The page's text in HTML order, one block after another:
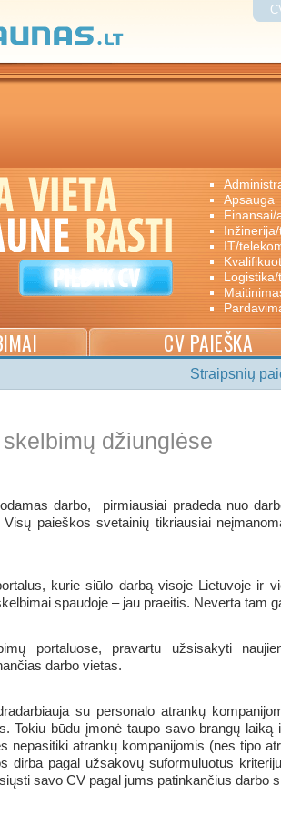
apsauga
IT/
CV PAIEŠKA
Straipsnių
džiunglėse
darbo, pirmiausiai pradeda nuo
paieškos svetainių tikriausiai
kurie siūlo darbą visoje Lietuvoje ir
spaudoje – jau praeitis. Neverta tam
portaluose, pravartu užsisakyti
darbo vietas.
su personalo atrankų
Tokiu būdu įmonė taupo savo brangų
nepasitiki atrankų kompanijomis (nes tipo
dirba pagal užsakovų suformuluotus
savo CV pagal jums patinkančius darbo